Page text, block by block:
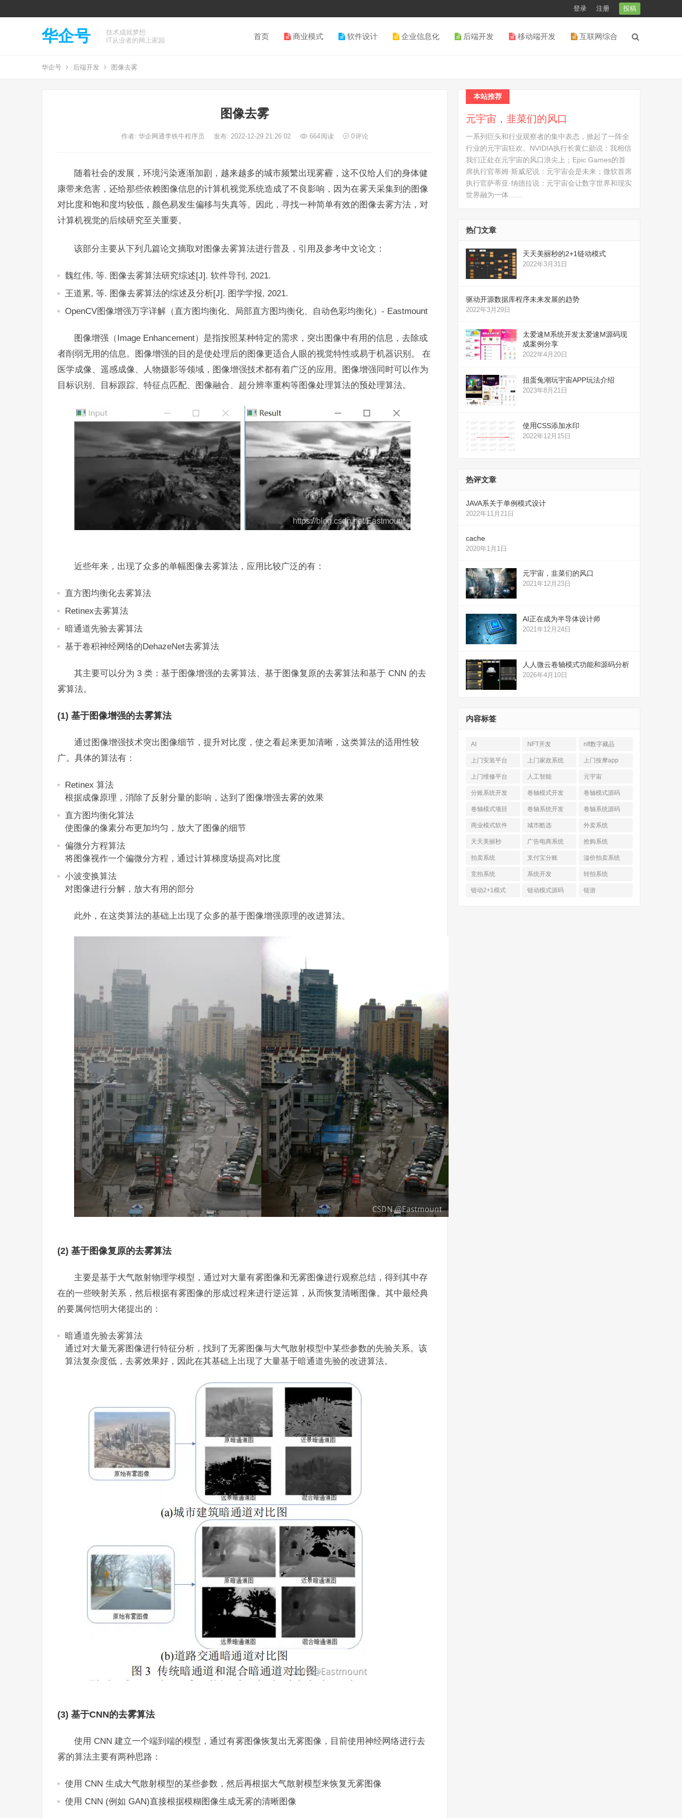
登录 注册 投稿
华企号
技术成就梦想
IT从业者的网上家园
首页 商业模式 软件设计 企业信息化 后端开发 移动端开发 互联网综合
华企号 后端开发 图像去雾
图像去雾
作者: 华企网通李铁牛程序员 发布: 2022-12-29 21:26:02 664阅读 0评论
随着社会的发展，环境污染逐渐加剧，越来越多的城市频繁出现雾霾，这不仅给人们的身体健
康带来危害，还给那些依赖图像信息的计算机视觉系统造成了不良影响，因为在雾天采集到的图像
对比度和饱和度均较低，颜色易发生偏移与失真等。因此，寻找一种简单有效的图像去雾方法，对
计算机视觉的后续研究至关重要。
该部分主要从下列几篇论文摘取对图像去雾算法进行普及，引用及参考中文论文：
魏红伟, 等. 图像去雾算法研究综述[J]. 软件导刊, 2021.
王道累, 等. 图像去雾算法的综述及分析[J]. 图学学报, 2021.
OpenCV图像增强万字详解（直方图均衡化、局部直方图均衡化、自动色彩均衡化）- Eastmount
图像增强（Image Enhancement）是指按照某种特定的需求，突出图像中有用的信息，去除或
者削弱无用的信息。图像增强的目的是使处理后的图像更适合人眼的视觉特性或易于机器识别。 在
医学成像、遥感成像、人物摄影等领域，图像增强技术都有着广泛的应用。图像增强同时可以作为
目标识别、目标跟踪、特征点匹配、图像融合、超分辨率重构等图像处理算法的预处理算法。
近些年来，出现了众多的单幅图像去雾算法，应用比较广泛的有：
直方图均衡化去雾算法
Retinex去雾算法
暗通道先验去雾算法
基于卷积神经网络的DehazeNet去雾算法
其主要可以分为 3 类：基于图像增强的去雾算法、基于图像复原的去雾算法和基于 CNN 的去
雾算法。
(1) 基于图像增强的去雾算法
通过图像增强技术突出图像细节，提升对比度，使之看起来更加清晰，这类算法的适用性较
广。具体的算法有：
Retinex 算法
根据成像原理，消除了反射分量的影响，达到了图像增强去雾的效果
直方图均衡化算法
使图像的像素分布更加均匀，放大了图像的细节
偏微分方程算法
将图像视作一个偏微分方程，通过计算梯度场提高对比度
小波变换算法
对图像进行分解，放大有用的部分
此外，在这类算法的基础上出现了众多的基于图像增强原理的改进算法。
(2) 基于图像复原的去雾算法
主要是基于大气散射物理学模型，通过对大量有雾图像和无雾图像进行观察总结，得到其中存
在的一些映射关系，然后根据有雾图像的形成过程来进行逆运算，从而恢复清晰图像。其中最经典
的要属何恺明大佬提出的：
暗通道先验去雾算法
通过对大量无雾图像进行特征分析，找到了无雾图像与大气散射模型中某些参数的先验关系。该
算法复杂度低，去雾效果好，因此在其基础上出现了大量基于暗通道先验的改进算法。
(3) 基于CNN的去雾算法
使用 CNN 建立一个端到端的模型，通过有雾图像恢复出无雾图像，目前使用神经网络进行去
雾的算法主要有两种思路：
使用 CNN 生成大气散射模型的某些参数，然后再根据大气散射模型来恢复无雾图像
使用 CNN (例如 GAN)直接根据模糊图像生成无雾的清晰图像
本站推荐
元宇宙，韭菜们的风口
一系列巨头和行业观察者的集中表态，掀起了一阵全
行业的元宇宙狂欢。NVIDIA执行长黄仁勋说：我相信
我们正处在元宇宙的风口浪尖上；Epic Games的首
席执行官蒂姆·斯威尼说：元宇宙会是未来；微软首席
执行官萨蒂亚·纳德拉说：元宇宙会让数字世界和现实
世界融为一体……
热门文章
天天美丽秒的2+1链动模式
2022年3月31日
驱动开源数据库程序未来发展的趋势
2022年3月29日
太爱速M系统开发太爱速M源码现
成案例分享
2022年4月20日
扭蛋兔潮玩宇宙APP玩法介绍
2023年8月21日
使用CSS添加水印
2022年12月15日
热评文章
JAVA系关于单例模式设计
2022年11月21日
cache
2020年1月1日
元宇宙，韭菜们的风口
2021年12月23日
AI正在成为半导体设计师
2021年12月24日
人人微云卷轴模式功能和源码分析
2026年4月10日
内容标签
AI NFT开发 nft数字藏品
上门安装平台 上门家政系统 上门按摩app
上门维修平台 人工智能 元宇宙
分账系统开发 卷轴模式开发 卷轴模式源码
卷轴模式项目 卷轴系统开发 卷轴系统源码
商业模式软件 城市酷选 外卖系统
天天美丽秒 广告电商系统 抢购系统
拍卖系统 支付宝分账 溢价拍卖系统
竞拍系统 系统开发 转拍系统
链动2+1模式 链动模式源码 链游